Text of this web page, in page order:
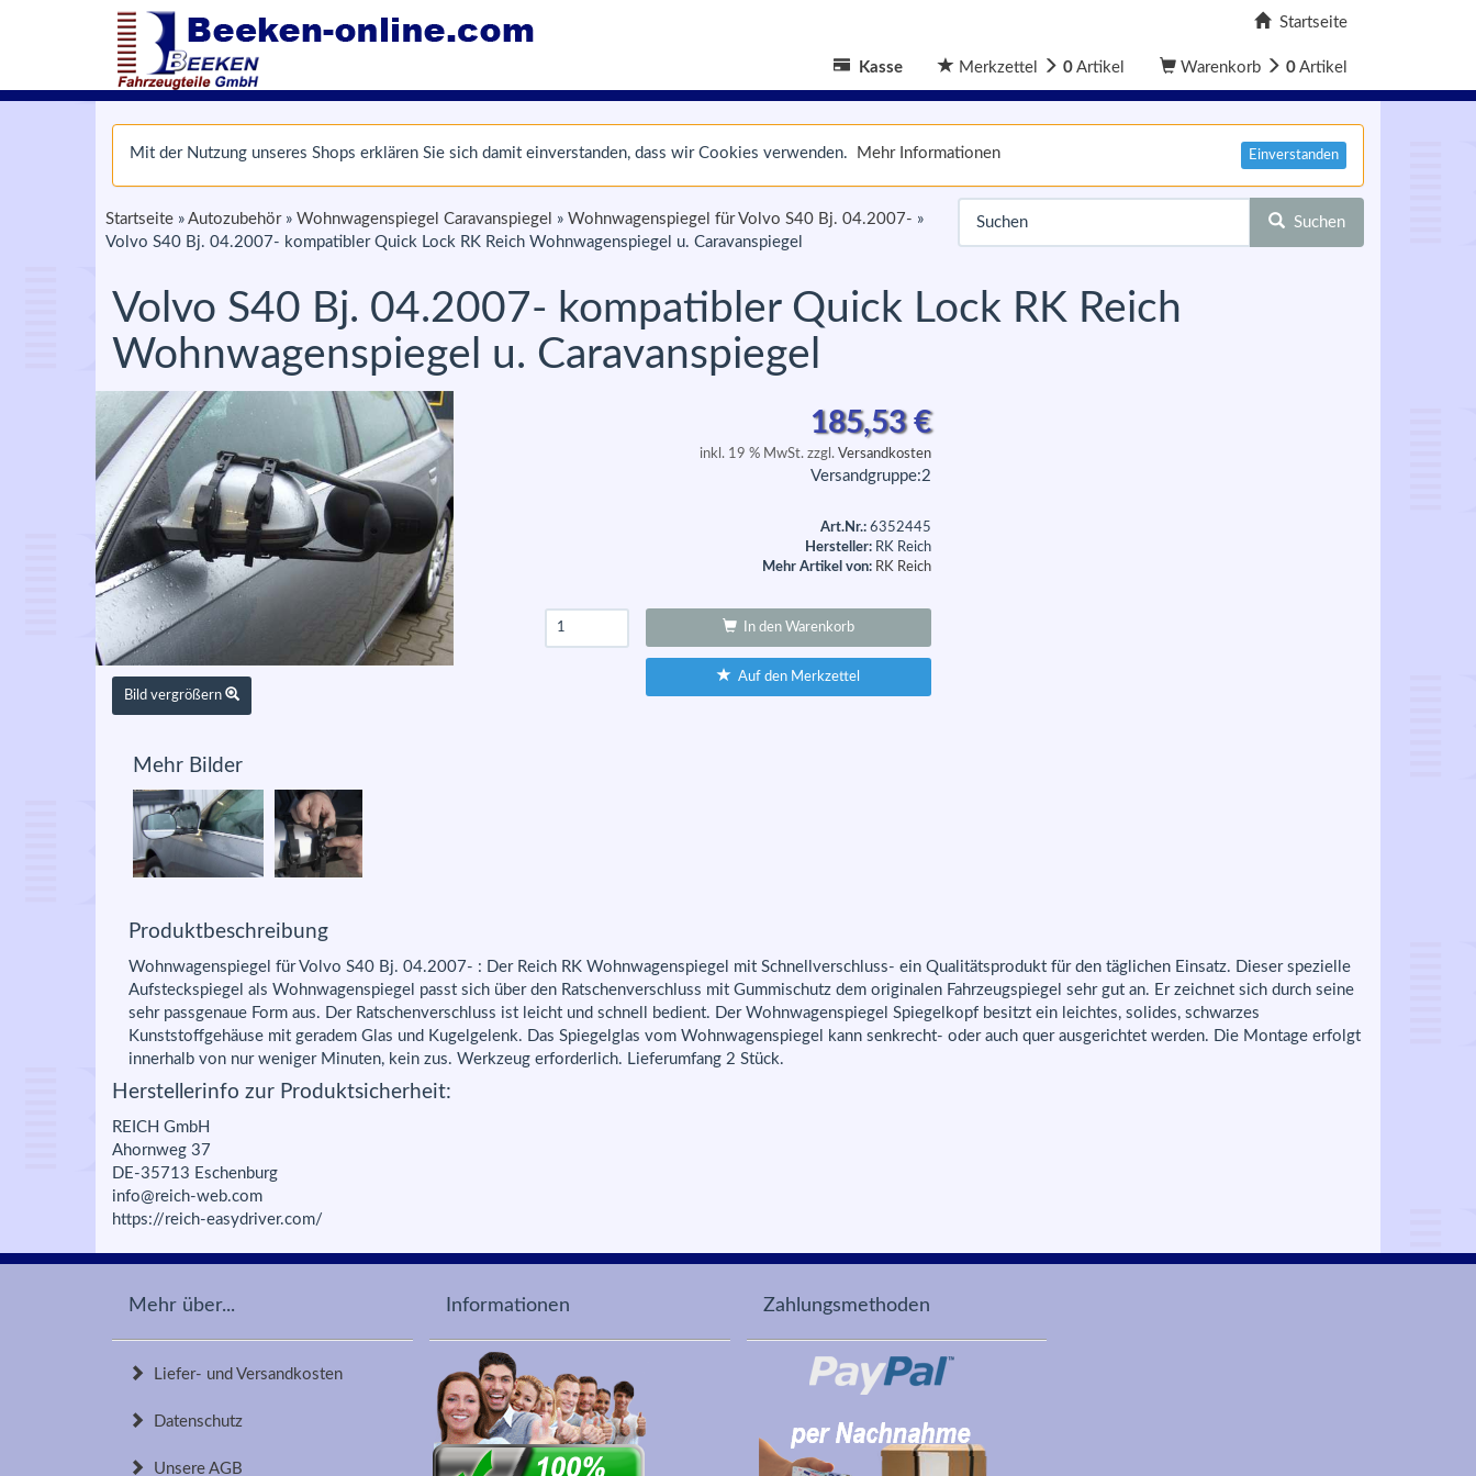
Startseite
Kasse Merkzettel 0 Artikel Warenkorb 0 Artikel
Mit der Nutzung unseres Shops erklären Sie sich damit einverstanden, dass wir Cookies verwenden. Mehr Informationen Einverstanden
Startseite » Autozubehör» Wohnwagenspiegel Caravanspiegel » Wohnwagenspiegel für Volvo S40 Bj. 04.2007- »
Volvo S40 Bj. 04.2007- kompatibler Quick Lock RK Reich Wohnwagenspiegel u. Caravanspiegel
Suchen
Volvo S40 Bj. 04.2007- kompatibler Quick Lock RK Reich
Wohnwagenspiegel u. Caravanspiegel
Bild vergrößern
185,53€
inkl. 19 % MwSt. zzgl. Versandkosten
Versandgruppe:2
Art.Nr.: 6352445
Hersteller: RK Reich
Mehr Artikel von: RK Reich
In den Warenkorb
Auf den Merkzettel
Mehr Bilder
Produktbeschreibung
Wohnwagenspiegel für Volvo S40 Bj. 04.2007- : Der Reich RK Wohnwagenspiegel mit Schnellverschluss- ein Qualitätsprodukt für den täglichen Einsatz. Dieser spezielle
Aufsteckspiegel als Wohnwagenspiegel passt sich über den Ratschenverschluss mit Gummischutz dem originalen Fahrzeugspiegel sehr gut an. Er zeichnet sich durch seine
sehr passgenaue Form aus. Der Ratschenverschluss ist leicht und schnell bedient. Der Wohnwagenspiegel Spiegelkopf besitzt ein leichtes, solides, schwarzes
Kunststoffgehäuse mit geradem Glas und Kugelgelenk. Das Spiegelglas vom Wohnwagenspiegel kann senkrecht- oder auch quer ausgerichtet werden. Die Montage erfolgt
innerhalb von nur weniger Minuten, kein zus. Werkzeug erforderlich. Lieferumfang 2 Stück.
Herstellerinfo zur Produktsicherheit:
REICH GmbH
Ahornweg 37
DE-35713 Eschenburg
info@reich-web.com
https://reich-easydriver.com/
Mehr über...
Liefer- und Versandkosten
Datenschutz
Unsere AGB
Informationen Zahlungsmethoden